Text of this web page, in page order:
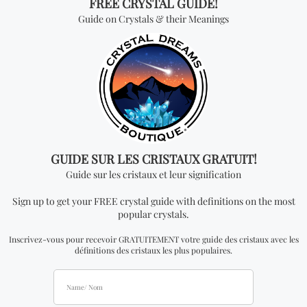
cet article est d’un kilogramme.
Vous cherchez quelque
chose de spécial? Jetez
un coup d'œil à nos
produits les plus
vendus!